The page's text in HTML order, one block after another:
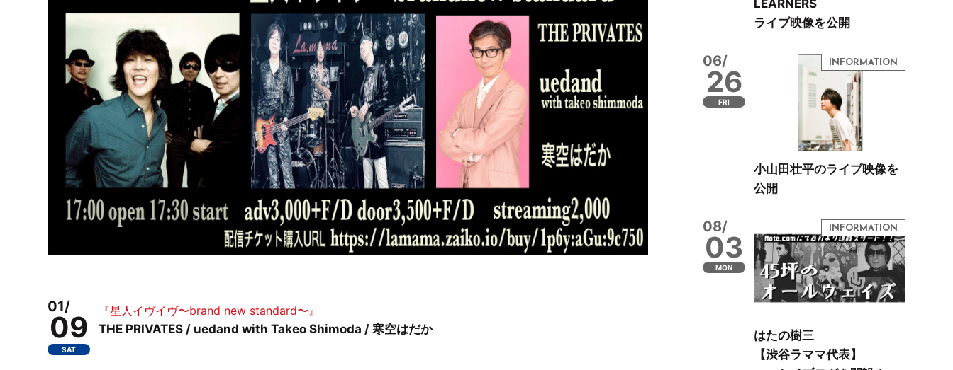
01/
09
SAT
『星人イヴイヴ〜brand new standard〜』
THE PRIVATES / uedand with Takeo Shimoda / 寒空はだか
LEARNERS
ライブ映像を公開
06/
26
FRI
小山田壮平のライブ映像を
公開
08/
03
MON
はたの樹三
【渋谷ラママ代表】